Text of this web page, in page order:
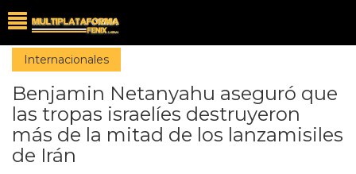
Internacionales
Benjamin Netanyahu aseguró que
las tropas israelíes destruyeron
más de la mitad de los lanzamisiles
de Irán